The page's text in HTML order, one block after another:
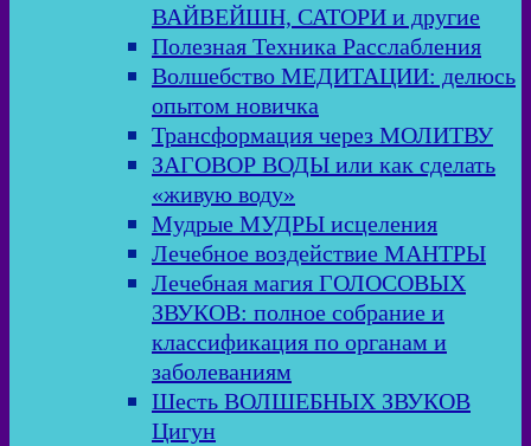
ВАЙВЕЙШН, САТОРИ и другие
Полезная Техника Расслабления
Волшебство МЕДИТАЦИИ: делюсь
опытом новичка
Трансформация через МОЛИТВУ
ЗАГОВОР ВОДЫ или как сделать
«живую воду»
Мудрые МУДРЫ исцеления
Лечебное воздействие МАНТРЫ
Лечебная магия ГОЛОСОВЫХ
ЗВУКОВ: полное собрание и
классификация по органам и
заболеваниям
Шесть ВОЛШЕБНЫХ ЗВУКОВ
Цигун